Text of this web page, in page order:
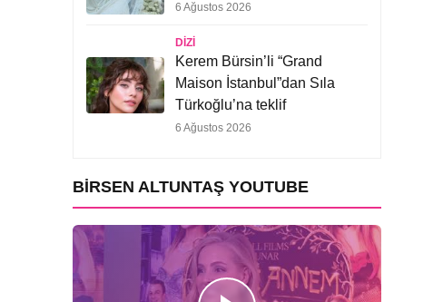
6 Ağustos 2026
DIZI
Kerem Bürsin’li “Grand
Maison İstanbul”dan Sıla
Türkoğlu’na teklif
6 Ağustos 2026
BIRSEN ALTUNTAŞ YOUTUBE